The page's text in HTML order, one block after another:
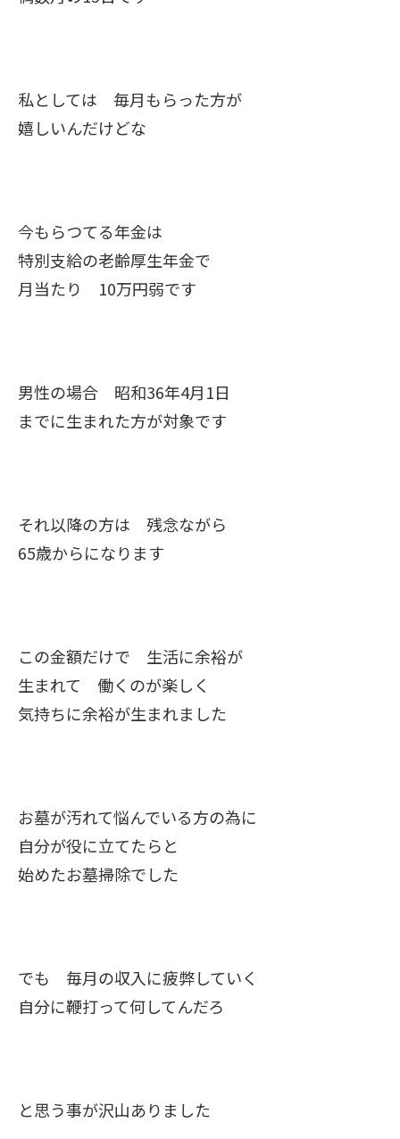
私としては 毎月もらった方が
嬉しいんだけどな
今もらつてる年金は
特別支給の老齢厚生年金で
月当たり 10万円弱です
男性の場合 昭和36年4月1日
までに生まれた方が対象です
それ以降の方は 残念ながら
65歳からになります
この金額だけで 生活に余裕が
生まれて 働くのが楽しく
気持ちに余裕が生まれました
お墓が汚れて悩んでいる方の為に
自分が役に立てたらと
始めたお墓掃除でした
でも 毎月の収入に疲弊していく
自分に鞭打って何してんだろ
と思う事が沢山ありました